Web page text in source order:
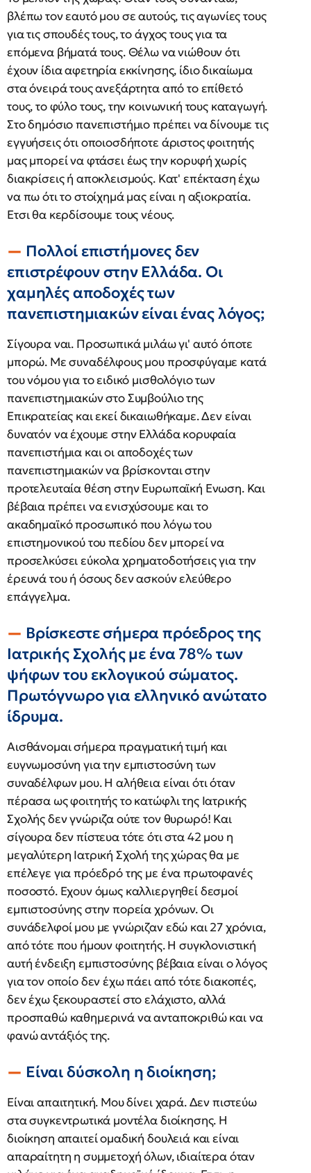
βλέπω τον εαυτό μου σε αυτούς, τις αγωνίες τους
για τις σπουδές τους, το άγχος τους για τα
επόμενα βήματά τους. Θέλω να νιώθουν ότι
έχουν ίδια αφετηρία εκκίνησης, ίδιο δικαίωμα
στα όνειρά τους ανεξάρτητα από το επίθετό
τους, το φύλο τους, την κοινωνική τους καταγωγή.
Στο δημόσιο πανεπιστήμιο πρέπει να δίνουμε τις
εγγυήσεις ότι οποιοσδήποτε άριστος φοιτητής
μας μπορεί να φτάσει έως την κορυφή χωρίς
διακρίσεις ή αποκλεισμούς. Κατ' επέκταση έχω
να πω ότι το στοίχημά μας είναι η αξιοκρατία.
Ετσι θα κερδίσουμε τους νέους.
Πολλοί επιστήμονες δεν
επιστρέφουν στην Ελλάδα. Οι
χαμηλές αποδοχές των
πανεπιστημιακών είναι ένας λόγος;
Σίγουρα ναι. Προσωπικά μιλάω γι' αυτό όποτε
μπορώ. Με συναδέλφους μου προσφύγαμε κατά
του νόμου για το ειδικό μισθολόγιο των
πανεπιστημιακών στο Συμβούλιο της
Επικρατείας και εκεί δικαιωθήκαμε. Δεν είναι
δυνατόν να έχουμε στην Ελλάδα κορυφαία
πανεπιστήμια και οι αποδοχές των
πανεπιστημιακών να βρίσκονται στην
προτελευταία θέση στην Ευρωπαϊκή Ενωση. Και
βέβαια πρέπει να ενισχύσουμε και το
ακαδημαϊκό προσωπικό που λόγω του
επιστημονικού του πεδίου δεν μπορεί να
προσελκύσει εύκολα χρηματοδοτήσεις για την
έρευνά του ή όσους δεν ασκούν ελεύθερο
επάγγελμα.
Βρίσκεστε σήμερα πρόεδρος της
Ιατρικής Σχολής με ένα 78% των
ψήφων του εκλογικού σώματος.
Πρωτόγνωρο για ελληνικό ανώτατο
ίδρυμα.
Αισθάνομαι σήμερα πραγματική τιμή και
ευγνωμοσύνη για την εμπιστοσύνη των
συναδέλφων μου. Η αλήθεια είναι ότι όταν
πέρασα ως φοιτητής το κατώφλι της Ιατρικής
Σχολής δεν γνώριζα ούτε τον θυρωρό! Και
σίγουρα δεν πίστευα τότε ότι στα 42 μου η
μεγαλύτερη Ιατρική Σχολή της χώρας θα με
επέλεγε για πρόεδρό της με ένα πρωτοφανές
ποσοστό. Εχουν όμως καλλιεργηθεί δεσμοί
εμπιστοσύνης στην πορεία χρόνων. Οι
συνάδελφοί μου με γνώριζαν εδώ και 27 χρόνια,
από τότε που ήμουν φοιτητής. Η συγκλονιστική
αυτή ένδειξη εμπιστοσύνης βέβαια είναι ο λόγος
για τον οποίο δεν έχω πάει από τότε διακοπές,
δεν έχω ξεκουραστεί στο ελάχιστο, αλλά
προσπαθώ καθημερινά να ανταποκριθώ και να
φανώ αντάξιός της.
Είναι δύσκολη η διοίκηση;
Είναι απαιτητική. Μου δίνει χαρά. Δεν πιστεύω
στα συγκεντρωτικά μοντέλα διοίκησης. Η
διοίκηση απαιτεί ομαδική δουλειά και είναι
απαραίτητη η συμμετοχή όλων, ιδιαίτερα όταν